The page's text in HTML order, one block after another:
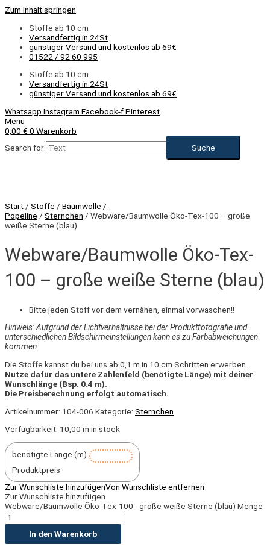
Zum Inhalt springen
Stoffe ab 10 cm
Versandfertig in 24St
günstiger Versand und kostenlos ab 69€
01522 / 92 60 995
Stoffe ab 10 cm
Versandfertig in 24St
günstiger Versand und kostenlos ab 69€
Whatsapp Instagram Facebook-fPinterest
Menü
0,00 € 0 Warenkorb
Search for:
Start / Stoffe / Baumwolle /
Popeline / Sternchen / Webware/Baumwolle Öko-Tex-100 – große
weiße Sterne (blau)
Webware/Baumwolle Öko-Tex-
100 – große weiße Sterne (blau)
Bitte jeden Stoff vor dem vernähen, einmal vorwaschen!!
Hinweis: Aufgrund der Lichtverhältnisse bei der Produktfotografie und
unterschiedlichen Bildschirmeinstellungen kann es zu Farbabweichungen
kommen.
Die Stoffe kannst du bei uns ab 0,1 m in 10 cm Schritten erwerben.
Nutze dafür das untere Zahlenfeld (benötigte Länge) mit deiner
Wunschlänge (Bsp. 0.4 m).
Die Preisberechnung erfolgt automatisch.
Artikelnummer: 104-006 Kategorie: Sternchen
Verfügbarkeit: 10,00 m in stock
benötigte Länge (m)
Produktpreis
Zur Wunschliste hinzufügenVon Wunschliste entfernen
Zur Wunschliste hinzufügen
Webware/Baumwolle Öko-Tex-100 - große weiße Sterne (blau) Menge
In den Warenkorb